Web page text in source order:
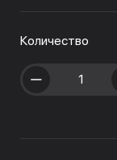
Количество